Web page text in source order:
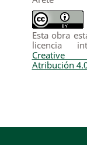
Esta obra
licencia
Creative
Atribución